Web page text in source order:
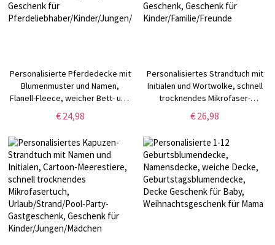
Personalisierte Pferdedecke mit
Blumenmuster und Namen,
Flanell-Fleece, weicher Bett- und
Couchüberwurf,
Geburtstags-/Babyparty-
Pferdeliebhaber/Kinder/Jungen/Mädchen
€ 24,98
Personalisiertes Strandtuch mit
Initialen und Wortwolke, schnell
trocknendes Mikrofaser-
Badetuch, Urlaub/Strand/Pool-
Party-Geschenk, Geschenk für
€ 26,98